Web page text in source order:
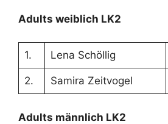
Adults weiblich LK2
1. Lena Schöllig
2. Samira Zeitvogel
Adults männlich LK2